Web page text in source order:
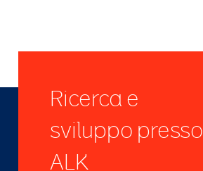
Ricerca e
sviluppo presso
ALK